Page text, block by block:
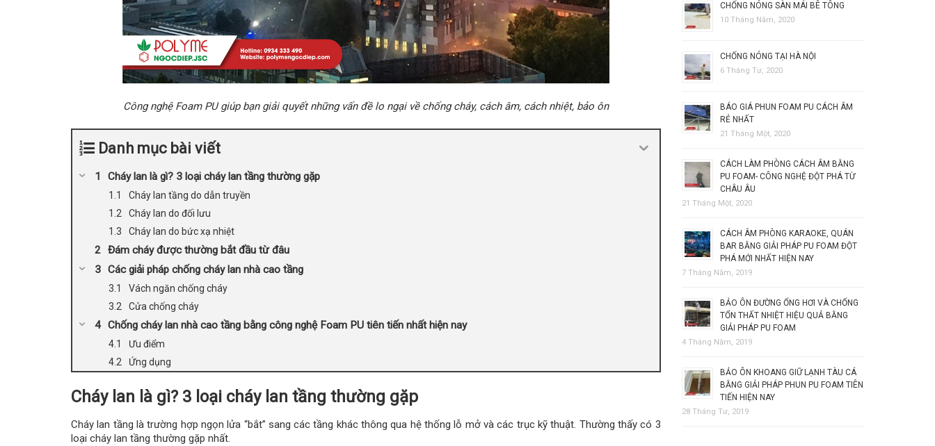
Công nghệ Foam PU giúp bạn giải quyết những vấn đề lo ngại về chống cháy, cách âm, cách nhiệt, bảo ôn
Danh mục bài viết
Cháy lan là gì? 3 loại cháy lan tầng thường gặp
Cháy lan tầng do dẫn truyền
Cháy lan do đối lưu
Cháy lan do bức xạ nhiệt
Đám cháy được thường bắt đầu từ đâu
Các giải pháp chống cháy lan nhà cao tầng
Vách ngăn chống cháy
Cửa chống cháy
Chống cháy lan nhà cao tầng bằng công nghệ Foam PU tiên tiến nhất hiện nay
Ưu điểm
Ứng dụng
Cháy lan là gì? 3 loại cháy lan tầng thường gặp
Cháy lan tầng là trường hợp ngọn lửa “bắt” sang các tầng khác thông qua hệ thống lỗ mở và các trục kỹ thuật. Thường thấy có 3
loại cháy lan tầng thường gặp nhất.
CHỐNG NÓNG SÀN MÁI BÊ TÔNG
10 Tháng Năm, 2020
CHỐNG NÓNG TẠI HÀ NỘI
6 Tháng Tư, 2020
BÁO GIÁ PHUN FOAM PU CÁCH ÂM
RẺ NHẤT
21 Tháng Một, 2020
CÁCH LÀM PHÒNG CÁCH ÂM BẰNG
PU FOAM- CÔNG NGHỆ ĐỘT PHÁ TỪ
CHÂU ÂU
21 Tháng Một, 2020
CÁCH ÂM PHÒNG KARAOKE, QUÁN
BAR BẰNG GIẢI PHÁP PU FOAM ĐỘT
PHÁ MỚI NHẤT HIỆN NAY
7 Tháng Năm, 2019
BẢO ÔN ĐƯỜNG ỐNG HƠI VÀ CHỐNG
TỔN THẤT NHIỆT HIỆU QUẢ BẰNG
GIẢI PHÁP PU FOAM
4 Tháng Năm, 2019
BẢO ÔN KHOANG GIỮ LẠNH TÀU CÁ
BẰNG GIẢI PHÁP PHUN PU FOAM TIÊN
TIẾN HIỆN NAY
28 Tháng Tư, 2019